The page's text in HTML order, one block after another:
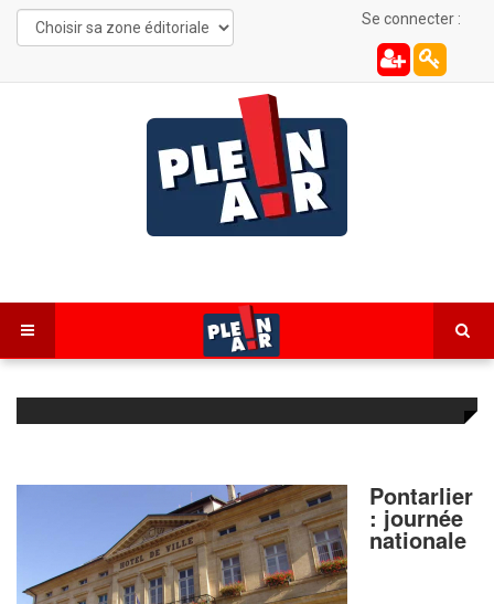
Se connecter :
Pontarlier
: journée
nationale